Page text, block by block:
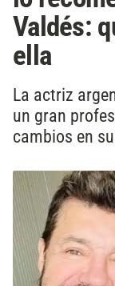
Valdés:
ella
La actriz
un gran
cambios en